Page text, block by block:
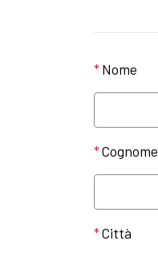
Nome
Cognome
Città